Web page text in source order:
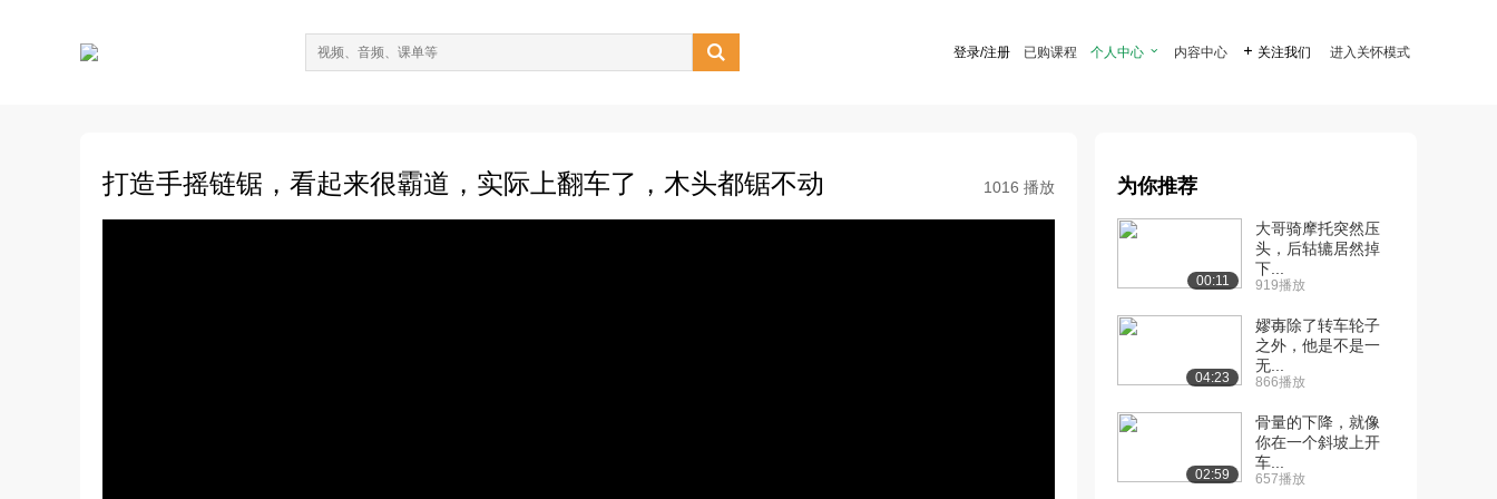
 登录/注册 已购课程 个人中心  内容中心  关注我们 进入关怀模式
打造手摇链锯，看起来很霸道，实际上翻车了，木头都锯不动 1016 播放 为你推荐
00:11
大哥骑摩托突然压
头，后轱辘居然掉
下...
919播放
04:23
嫪毐除了转车轮子
之外，他是不是一
无...
866播放
02:59
骨量的下降，就像
你在一个斜坡上开
车...
657播放